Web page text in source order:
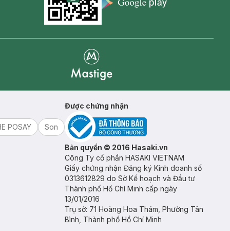
POSAY
Son
Được chứng nhận
Bản quyền © 2016 Hasaki.vn
Công Ty cổ phần HASAKI VIETNAM
Giấy chứng nhận Đăng ký Kinh doanh số
0313612829 do Sở Kế hoạch và Đầu tư
Thành phố Hồ Chí Minh cấp ngày
13/01/2016
Trụ sở: 71 Hoàng Hoa Thám, Phường Tân
Bình, Thành phố Hồ Chí Minh